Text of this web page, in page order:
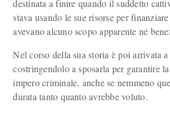
destinata a finire quando il suddetto
stava usando le sue risorse per
avevano alcuno scopo apparente né
Nel corso della sua storia è poi arrivata
costringendolo a sposarla per garantire
impero criminale, anche se nemmeno
durata tanto quanto avrebbe voluto.